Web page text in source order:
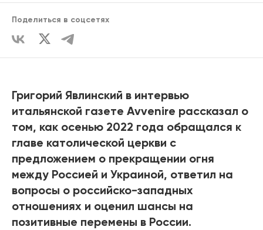
Поделиться в соцсетях
Григорий Явлинский в интервью
итальянской газете Avvenire рассказал о
том, как осенью 2022 года обращался к
главе католической церкви с
предложением о прекращении огня
между Россией и Украиной, ответил на
вопросы о российско-западных
отношениях и оценил шансы на
позитивные перемены в России.